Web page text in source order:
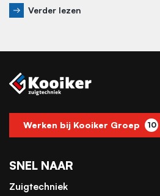
Verder lezen
Werken bij Kooiker Groep 10
SNEL NAAR
Zuigtechniek